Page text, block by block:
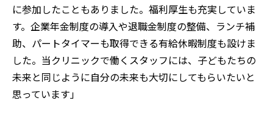
に参加したこともありました。福利厚生も充実していま
す。企業年金制度の導入や退職金制度の整備、ランチ補
助、パートタイマーも取得できる有給休暇制度も設けま
した。当クリニックで働くスタッフには、子どもたちの
未来と同じように自分の未来も大切にしてもらいたいと
思っています」